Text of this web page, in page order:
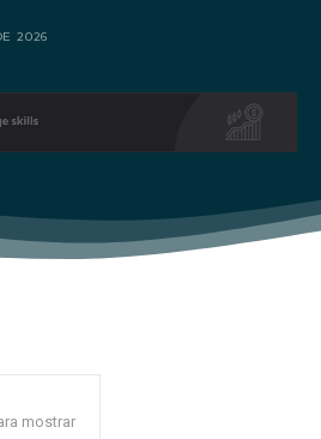
up for our newsletter
2026
mostrar